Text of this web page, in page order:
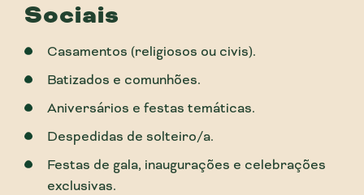
Sociais
Casamentos (religiosos ou civis).
Batizados e comunhões.
Aniversários e festas temáticas.
Despedidas de solteiro/a.
Festas de gala, inaugurações e celebrações
exclusivas.